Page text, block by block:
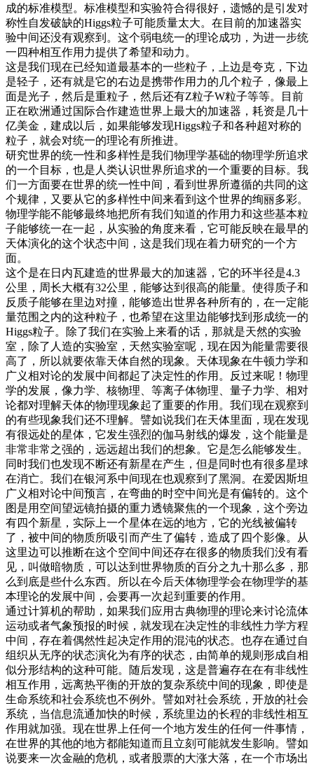
成的标准模型。标准模型和实验符合得很好，遗憾的是引发对
称性自发破缺的Higgs粒子可能质量太大。在目前的加速器实
验中间还没有观察到。这个弱电统一的理论成功，为进一步统
一四种相互作用力提供了希望和动力。
这是我们现在已经知道最基本的一些粒子，上边是夸克，下边
是轻子，还有就是它的右边是携带作用力的几个粒子，像最上
面是光子，然后是重粒子，然后还有Z粒子W粒子等等。目前
正在欧洲通过国际合作建造世界上最大的加速器，耗资是几十
亿美金，建成以后，如果能够发现Higgs粒子和各种超对称的
粒子，就会对统一的理论有所推进。
研究世界的统一性和多样性是我们物理学基础的物理学所追求
的一个目标，也是人类认识世界所追求的一个重要的目标。我
们一方面要在世界的统一性中间，看到世界所遵循的共同的这
个规律，又要从它的多样性中间来看到这个世界的绚丽多彩。
物理学能不能够最终地把所有我们知道的作用力和这些基本粒
子能够统一在一起，从实验的角度来看，它可能反映在最早的
天体演化的这个状态中间，这是我们现在着力研究的一个方
面。
这个是在日内瓦建造的世界最大的加速器，它的环半径是4.3
公里，周长大概有32公里，能够达到很高的能量。使得质子和
反质子能够在里边对撞，能够造出世界各种所有的，在一定能
量范围之内的这种粒子，也希望在这里边能够找到形成统一的
Higgs粒子。除了我们在实验上来看的话，那就是天然的实验
室，除了人造的实验室，天然实验室呢，现在因为能量需要很
高了，所以就要依靠天体自然的现象。天体现象在牛顿力学和
广义相对论的发展中间都起了决定性的作用。反过来呢！物理
学的发展，像力学、核物理、等离子体物理、量子力学、相对
论都对理解天体的物理现象起了重要的作用。我们现在观察到
的有些现象我们还不理解。譬如说我们在天体里面，现在发现
有很远处的星体，它发生强烈的伽马射线的爆发，这个能量是
非常非常之强的，远远超出我们的想象。它是怎么能够发生。
同时我们也发现不断还有新星在产生，但是同时也有很多星球
在消亡。我们在银河系中间现在也观察到了黑洞。在爱因斯坦
广义相对论中间预言，在弯曲的时空中间光是有偏转的。这个
图是用空间望远镜拍摄的重力透镜聚焦的一个现象，这个旁边
有四个新星，实际上一个星体在远的地方，它的光线被偏转
了，被中间的物质所吸引而产生了偏转，造成了四个影像。从
这里边可以推断在这个空间中间还存在很多的物质我们没有看
见，叫做暗物质，可以达到世界物质的百分之九十那么多，那
么到底是些什么东西。所以在今后天体物理学会在物理学的基
本理论的发展中间，会要再一次起到重要的作用。
通过计算机的帮助，如果我们应用古典物理的理论来讨论流体
运动或者气象预报的时候，就发现在决定性的非线性力学方程
中间，存在着偶然性起决定作用的混沌的状态。也存在通过自
组织从无序的状态演化为有序的状态，由简单的规则形成自相
似分形结构的这种可能。随后发现，这是普遍存在在有非线性
相互作用，远离热平衡的开放的复杂系统中间的现象，即使是
生命系统和社会系统也不例外。譬如对社会系统，开放的社会
系统，当信息流通加快的时候，系统里边的长程的非线性相互
作用就加强。现在世界上任何一个地方发生的任何一件事情，
在世界的其他的地方都能知道而且立刻可能就发生影响。譬如
说要来一次金融的危机，或者股票的大涨大落，在一个市场出